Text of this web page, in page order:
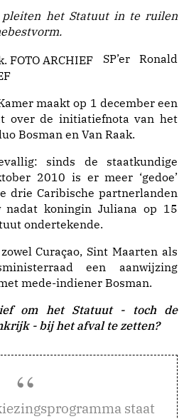
pleiten het Statuut in te ruilen
SP’er Ronald
maakt op 1 december een
over de initiatiefnota van het
Bosman en Van Raak.
sinds de staatkundige
2010 is er meer ‘gedoe’
drie Caribische partnerlanden
koningin Juliana op 15
ondertekende.
Curaçao, Sint Maarten als
een aanwijzing
mede-indiener Bosman.
om het Statuut - toch de
- bij het afval te zetten?
staat